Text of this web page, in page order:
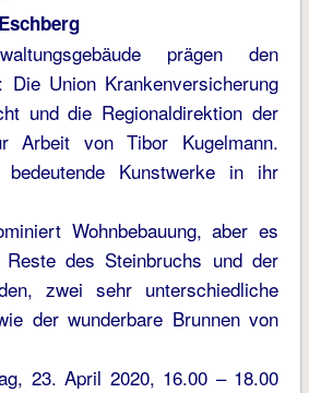
prägen den
Die Union Krankenversicherung
und die Regionaldirektion der
Arbeit von Tibor Kugelmann.
bedeutende Kunstwerke in ihr
Wohnbebauung, aber es
des Steinbruchs und der
zwei sehr unterschiedliche
der wunderbare Brunnen von
23. April 2020, 16.00 – 18.00